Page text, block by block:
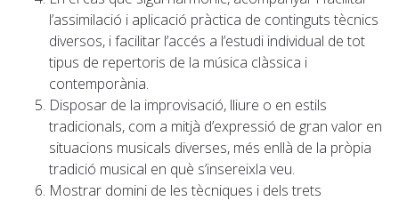
l’assimilació i aplicació pràctica de continguts tècnics
diversos, i facilitar l’accés a l’estudi individual de tot
tipus de repertoris de la música clàssica i
contemporània.
Disposar de la improvisació, lliure o en estils
tradicionals, com a mitjà d’expressió de gran valor en
situacions musicals diverses, més enllà de la pròpia
tradició musical en què s’insereixla veu.
Mostrar domini de les tècniques i dels trets